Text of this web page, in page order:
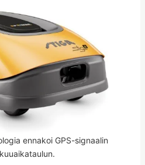
ennakoi GPS-signaalin